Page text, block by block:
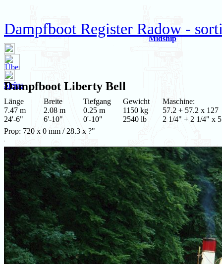
Dampfboot Register Radow -
Midship
Sirius
Dampfboot Liberty Bell
Länge
7.47 m
24'-6"
Breite
2.08 m
6'-10"
Tiefgang
0.25 m
0'-10"
Gewicht
1150 kg
2540 lb
Maschine:
57.2 + 57.2 x 127
2 1/4" + 2 1/4" x
Prop: 720 x 0 mm / 28.3 x ?"